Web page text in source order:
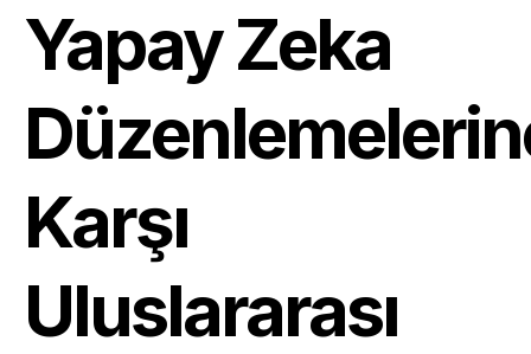
Yapay Zeka
Karşı
Uluslararası